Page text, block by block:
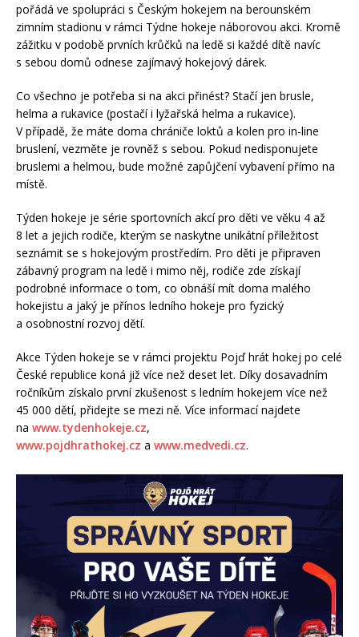
pořádá ve spolupráci s Českým hokejem na berounském
zimním stadionu v rámci Týdne hokeje náborovou akci. Kromě
zážitku v podobě prvních krůčků na ledě si každé dítě navíc
s sebou domů odnese zajímavý hokejový dárek.
Co všechno je potřeba si na akci přinést? Stačí jen brusle,
helma a rukavice (postačí i lyžařská helma a rukavice).
V případě, že máte doma chrániče loktů a kolen pro in-line
bruslení, vezměte je rovněž s sebou. Pokud nedisponujete
bruslemi a helmou, bude možné zapůjčení vybavení přímo na
místě.
Týden hokeje je série sportovních akcí pro děti ve věku 4 až
8 let a jejich rodiče, kterým se naskytne unikátní příležitost
seznámit se s hokejovým prostředím. Pro děti je připraven
zábavný program na ledě i mimo něj, rodiče zde získají
podrobné informace o tom, co obnáší mít doma malého
hokejistu a jaký je přínos ledního hokeje pro fyzický
a osobnostní rozvoj dětí.
Akce Týden hokeje se v rámci projektu Pojď hrát hokej po celé
České republice koná již více než deset let. Díky dosavadním
ročníkům získalo první zkušenost s ledním hokejem více než
45 000 dětí, přidejte se mezi ně. Více informací najdete
na www.tydenhokeje.cz,
www.pojdhrathokej.cz a www.medvedi.cz.